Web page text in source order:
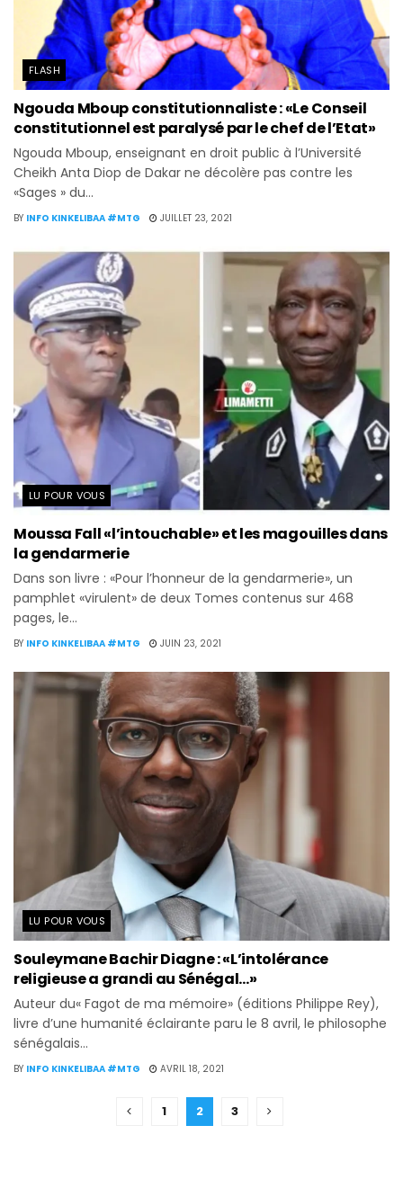
FLASH
Ngouda Mboup constitutionnaliste : «Le Conseil
constitutionnel est paralysé par le chef de l’Etat»
Ngouda Mboup, enseignant en droit public à l’Université
Cheikh Anta Diop de Dakar ne décolère pas contre les
«Sages » du...
BY INFO KINKELIBAA #MTG JUILLET 23, 2021
LU POUR VOUS
Moussa Fall «l’intouchable» et les magouilles dans
la gendarmerie
Dans son livre : «Pour l’honneur de la gendarmerie», un
pamphlet «virulent» de deux Tomes contenus sur 468
pages, le...
BY INFO KINKELIBAA #MTG JUIN 23, 2021
LU POUR VOUS
Souleymane Bachir Diagne : «L’intolérance
religieuse a grandi au Sénégal…»
Auteur du« Fagot de ma mémoire» (éditions Philippe Rey),
livre d’une humanité éclairante paru le 8 avril, le philosophe
sénégalais...
BY INFO KINKELIBAA #MTG AVRIL 18, 2021
1 2 3